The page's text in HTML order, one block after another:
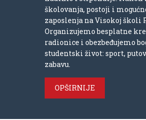
školovanja, postoji i
zaposlenja na Visokoj školi
Organizujemo besplatne
radionice i obezbeđujemo
studentski život: sport,
zabavu.
OPŠIRNIJE